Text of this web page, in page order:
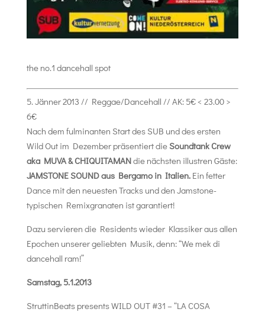
the no.1 dancehall spot
5. Jänner 2013 // Reggae/Dancehall // AK: 5€ < 23.00 >
6€
Nach dem fulminanten Start des SUB und des ersten
Wild Out im Dezember präsentiert dieSoundtank Crew
aka MUVA & CHIQUITAMANdie nächsten illustren Gäste:
JAMSTONE SOUND aus Bergamo in Italien. Ein fetter
Dance mit den neuesten Tracks und den Jamstone-
typischen Remixgranaten ist garantiert!
Dazu servieren die Residents wieder Klassiker aus allen
Epochen unserer geliebten Musik, denn: “We mek di
dancehall ram!”
Samstag, 5.1.2013
StruttinBeats presents WILD OUT #31 – “LA COSA